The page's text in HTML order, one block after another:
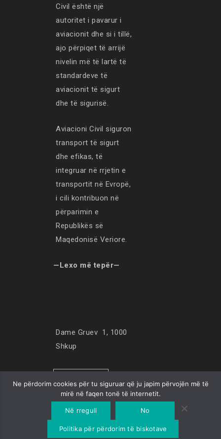
Civil është një
autoritet i pavarur i
aviacionit dhe si i tillë,
ajo përpiqet të arrijë
nivelin më të lartë të
standardeve të
aviacionit të sigurt
dhe të sigurisë.
Aviacioni Civil siguron
transport të sigurt
dhe efikas, të
integruar në rrjetin e
transportit në Evropë,
i cili kontribuon në
përparimin e
Republikës së
Maqedonisë Veriore.
—Lexo më tepër—
Dame Gruev 1, 1000
Shkup
© Copyright 2019. All Rights Reserved
Ne përdorim cookies për tu siguruar që ju japim përvojën më të
mirë në faqen tonë të internetit.
Në rregull No
Politika për përdorim të biskotave